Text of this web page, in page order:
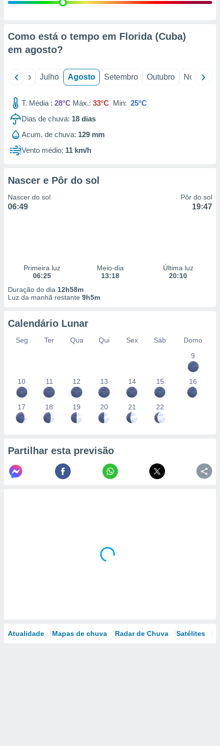
estudos
1199
Como está o tempo em Florida (Cuba)
em agosto?
Junho Julho Agosto Setembro Outubro Novembro
T. Média : 28°C Máx.: 33°C Min: 25°C
Dias de chuva: 18 dias
Acum. de chuva: 129 mm
Vento médio: 11 km/h
Nascer e Pôr do sol
Nascer do sol
06:49
Pôr do sol
19:47
Primeira luz
06:25
Meio-dia
13:18
Última luz
20:10
Duração do dia 12h58m
Luz da manhã restante 9h5m
Calendário Lunar
Seg Ter Qua Qui Sex Sáb
Domo
9
10 11 12 13 14 15 16
17 18 19 20 21 22
Partilhar esta previsão
Atualidade Mapas de chuva Radar de Chuva Satélites